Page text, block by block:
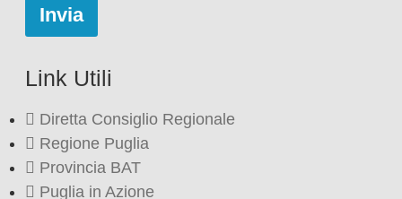
Link Utili
Diretta Consiglio Regionale
Regione Puglia
Provincia BAT
Puglia in Azione